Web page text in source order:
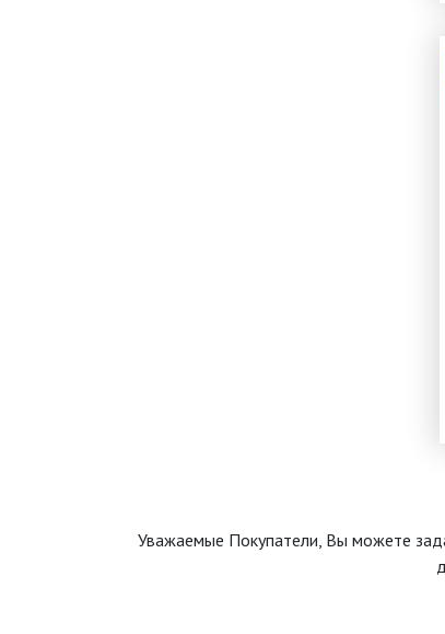
Уважаемые Покупатели, Вы можете